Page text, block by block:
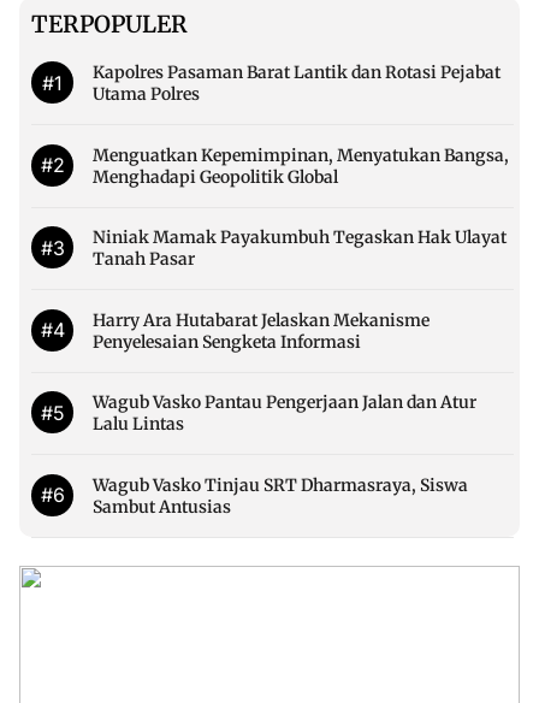
TERPOPULER
#1
Kapolres Pasaman Barat Lantik dan Rotasi Pejabat
Utama Polres
#2
Menguatkan Kepemimpinan, Menyatukan Bangsa,
Menghadapi Geopolitik Global
#3
Niniak Mamak Payakumbuh Tegaskan Hak Ulayat
Tanah Pasar
#4
Harry Ara Hutabarat Jelaskan Mekanisme
Penyelesaian Sengketa Informasi
#5
Wagub Vasko Pantau Pengerjaan Jalan dan Atur
Lalu Lintas
#6
Wagub Vasko Tinjau SRT Dharmasraya, Siswa
Sambut Antusias